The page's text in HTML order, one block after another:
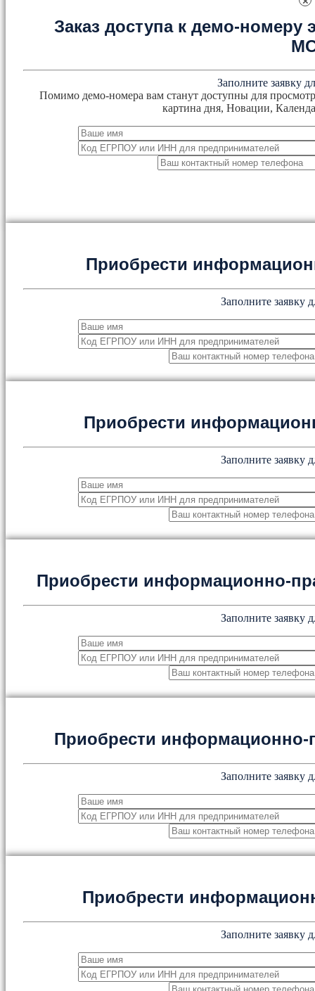
Заказ доступа к демо-номеру
Заполните заявку
Помимо демо-номера вам станут доступны для
картина дня, Новации,
Приобрести
Заполните заявку
Приобрести
Заполните заявку
Приобрести информационно-
Заполните заявку
Приобрести
Заполните заявку
Приобрести
Заполните заявку